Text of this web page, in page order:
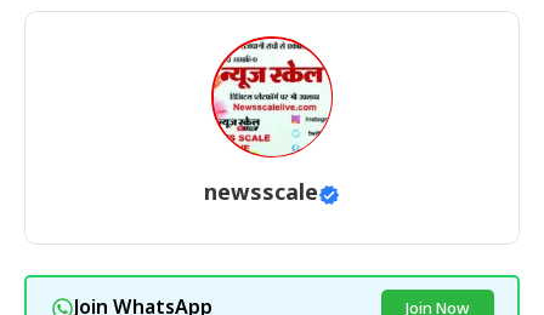
newsscale
Join WhatsApp Join Now